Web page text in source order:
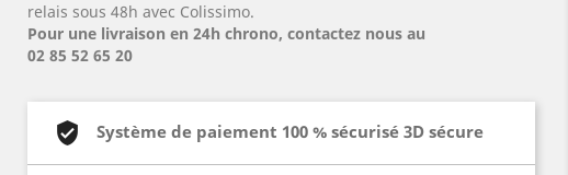
relais sous 48h avec Colissimo.
Pour une livraison en 24h chrono, contactez nous au
02 85 52 65 20
Système de paiement 100 % sécurisé 3D sécure